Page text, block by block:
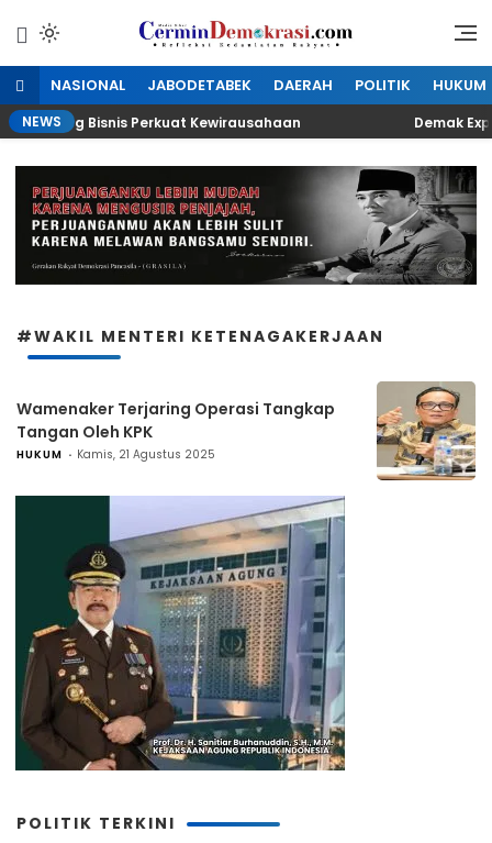
konten
CerminDemokrasi.com
Refleksi Kedaulatan Rakyat
NASIONAL JABODETABEK DAERAH POLITIK HUKUM
NEWS Bisnis Perkuat Kewirausahaan Demak Expo
#WAKIL MENTERI KETENAGAKERJAAN
Wamenaker Terjaring Operasi Tangkap
Tangan Oleh KPK
HUKUM Kamis, 21 Agustus 2025
POLITIK TERKINI